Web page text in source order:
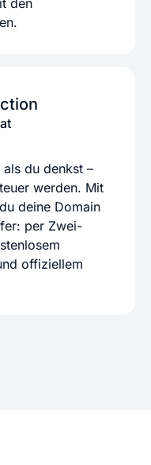
du denkst –
werden. Mit
deine Domain
per Zwei-
offiziellem